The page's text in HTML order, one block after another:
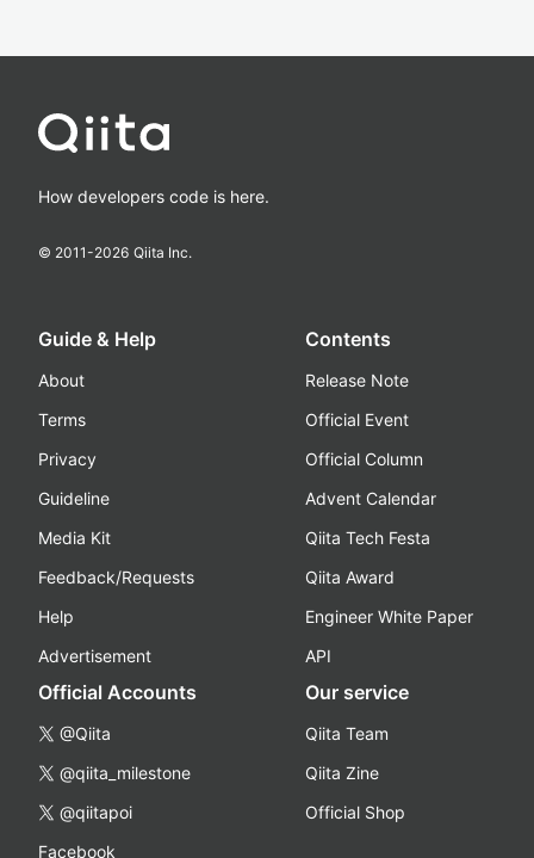
How developers code is here.
© 2011-2026 Qiita Inc.
Guide & Help
About
Terms
Privacy
Guideline
Media Kit
Feedback/Requests
Help
Advertisement
Contents
Release Note
Official Event
Official Column
Advent Calendar
Qiita Tech Festa
Qiita Award
Engineer White Paper
API
Official Accounts
@Qiita
@qiita_milestone
@qiitapoi
Facebook
Our service
Qiita Team
Qiita Zine
Official Shop